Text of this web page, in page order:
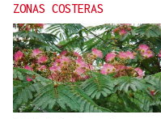
ZONAS COSTERAS